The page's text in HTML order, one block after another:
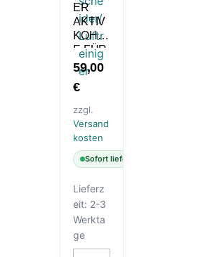
ER
AKTIV
KOHL
E FÜR
FUTU
RA
ÖLAB
SCHEI
DER/L
UFTR
EINIG
ER
59,00
€
zzgl.
Versand
kosten
Sofort lieferbar
Lieferz
eit: 2-3
Werkta
ge